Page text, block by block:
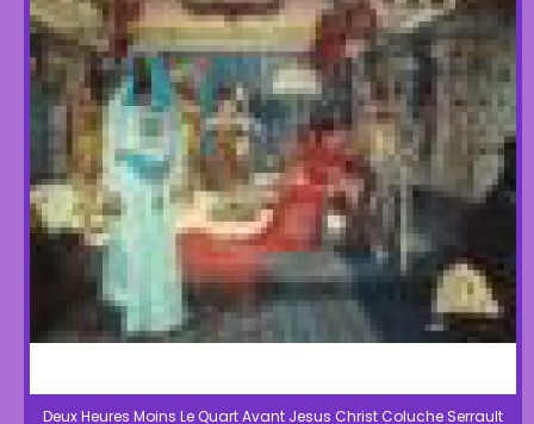
Deux Heures Moins Le Quart Avant Jesus Christ Coluche Serrault